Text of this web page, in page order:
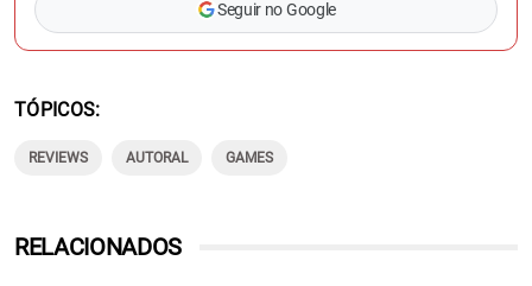
Seguir no Google
TÓPICOS
REVIEWS AUTORAL GAMES
RELACIONADOS